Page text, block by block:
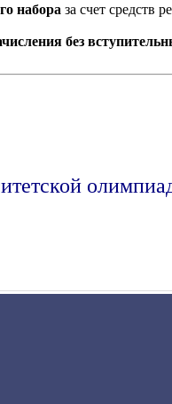
набора за счет средств
без